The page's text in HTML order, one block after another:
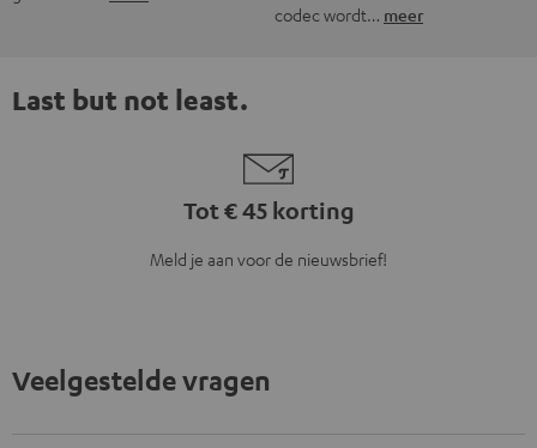
codec wordt… meer
Last but not least.
Tot € 45 korting
Meld je aan voor de nieuwsbrief!
Veelgestelde vragen